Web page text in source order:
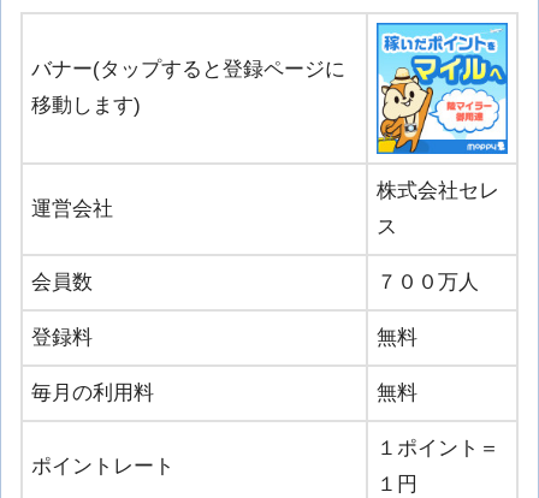
バナー(タップすると登録ページに
移動します)
運営会社
株式会社セレ
ス
会員数 ７００万人
登録料 無料
毎月の利用料 無料
ポイントレート
１ポイント＝
１円